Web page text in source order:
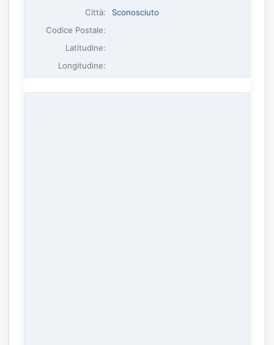
Città:
Sconosciuto
Codice Postale:
Latitudine:
Longitudine: